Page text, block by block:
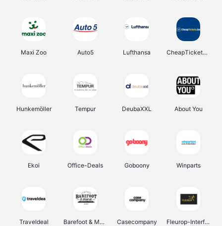
Maxi Zoo Auto5 Lufthansa CheapTickets.be
Hunkemöller Tempur DeubaXXL About You
Ekoi Office-Deals Goboony Winparts
Traveldeal Barefoot & More Casecompany Fleurop-Interflora